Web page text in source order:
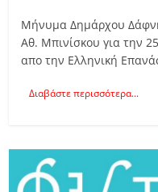
Μήνυμα Δημάρχου
Αθ. Μπινίσκου για την
απο την Ελληνική
Διαβάστε περισσότερα...